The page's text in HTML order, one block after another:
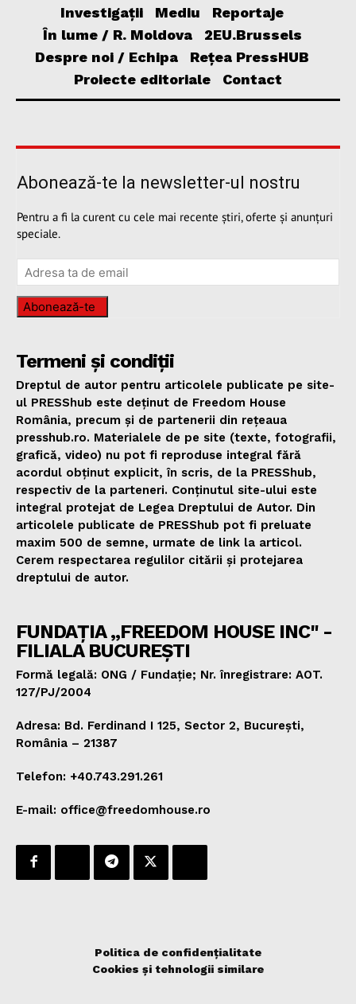
Investigații
Mediu
Reportaje
În lume / R. Moldova
2EU.Brussels
Despre noi / Echipa
Rețea PressHUB
Proiecte editoriale
Contact
Abonează-te la newsletter-ul nostru
Pentru a fi la curent cu cele mai recente știri, oferte și anunțuri
speciale.
Abonează-te
Termeni și condiții
Dreptul de autor pentru articolele publicate pe site-
ul PRESShub este deținut de Freedom House
România, precum și de partenerii din rețeaua
presshub.ro. Materialele de pe site (texte, fotografii,
grafică, video) nu pot fi reproduse integral fără
acordul obținut explicit, în scris, de la PRESShub,
respectiv de la parteneri. Conținutul site-ului este
integral protejat de Legea Dreptului de Autor. Din
articolele publicate de PRESShub pot fi preluate
maxim 500 de semne, urmate de link la articol.
Cerem respectarea regulilor citării și protejarea
dreptului de autor.
FUNDAȚIA „FREEDOM HOUSE INC" -
FILIALA BUCUREȘTI
Formă legală: ONG / Fundație; Nr. înregistrare: AOT.
127/PJ/2004
Adresa: Bd. Ferdinand I 125, Sector 2, București,
România – 21387
Telefon: +40.743.291.261
E-mail: office@freedomhouse.ro
Politica de confidențialitate
Cookies și tehnologii similare